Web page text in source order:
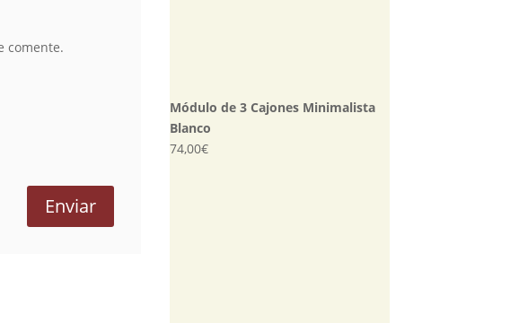
comente.
Módulo de 3 Cajones Minimalista
Blanco
74,00€